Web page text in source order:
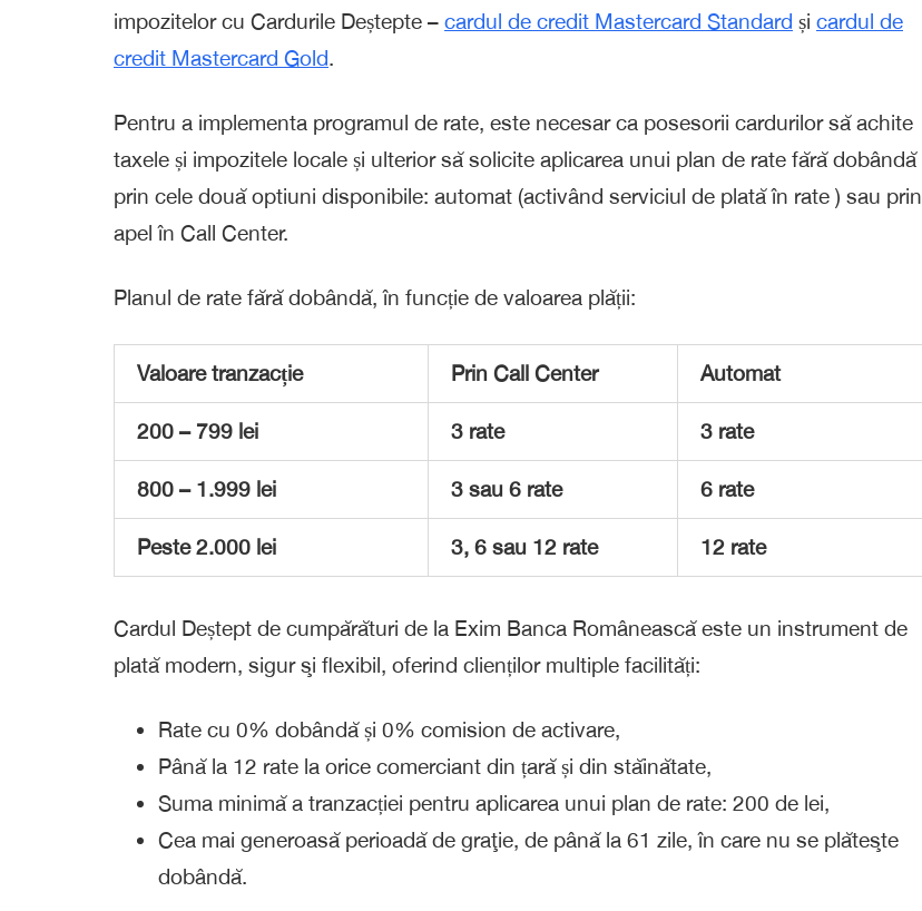
impozitelor cu Cardurile Deștepte – cardul de credit Mastercard Standard și cardul de
credit Mastercard Gold.
Pentru a implementa programul de rate, este necesar ca posesorii cardurilor să achite
taxele și impozitele locale și ulterior să solicite aplicarea unui plan de rate fără dobândă
prin cele două optiuni disponibile: automat (activând serviciul de plată în rate ) sau prin
apel în Call Center.
Planul de rate fără dobândă, în funcție de valoarea plății:
Valoare tranzacție Prin Call Center Automat
200 – 799 lei 3 rate 3 rate
800 – 1.999 lei 3 sau 6 rate 6 rate
Peste 2.000 lei 3, 6 sau 12 rate 12 rate
Cardul Deștept de cumpărături de la Exim Banca Românească este un instrument de
plată modern, sigur şi flexibil, oferind clienților multiple facilități:
Rate cu 0% dobândă și 0% comision de activare,
Până la 12 rate la orice comerciant din țară și din stăinătate,
Suma minimă a tranzacției pentru aplicarea unui plan de rate: 200 de lei,
Cea mai generoasă perioadă de graţie, de până la 61 zile, în care nu se plăteşte
dobândă.